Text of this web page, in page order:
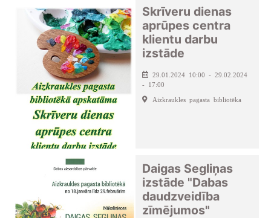
Skrīveru dienas
aprūpes centra
klientu darbu
izstāde
29.01.2024 10:00 - 29.02.2024
- 17:00
Aizkraukles pagasta bibliotēka
Daigas Segliņas
izstāde "Dabas
daudzveidība
zīmējumos"